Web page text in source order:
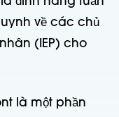
về các chủ
(IEP) cho
là một phần